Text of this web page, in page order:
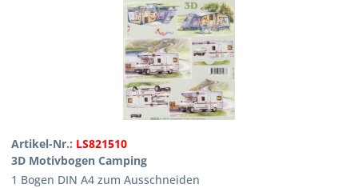
Artikel-Nr.: LS821510
3D Motivbogen Camping
1 Bogen DIN A4 zum Ausschneiden